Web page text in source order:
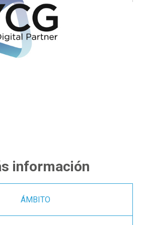
información
ÁMBITO